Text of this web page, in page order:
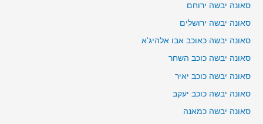
סאונה יבשה ירוחם
סאונה יבשה ירושלים
סאונה יבשה כאוכב אבו אלהיג'א
סאונה יבשה כוכב השחר
סאונה יבשה כוכב יאיר
סאונה יבשה כוכב יעקב
סאונה יבשה כמאנה